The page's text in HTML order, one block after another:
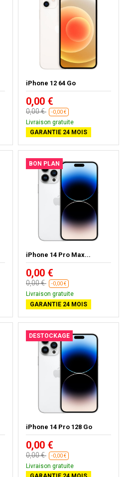
iPhone 12 64 Go
0,00 €
0,00 € -0,00 €
Livraison gratuite
GARANTIE 24 MOIS
BON PLAN
iPhone 14 Pro Max...
0,00 €
0,00 € -0,00 €
Livraison gratuite
GARANTIE 24 MOIS
DESTOCKAGE
iPhone 14 Pro 128 Go
0,00 €
0,00 € -0,00 €
Livraison gratuite